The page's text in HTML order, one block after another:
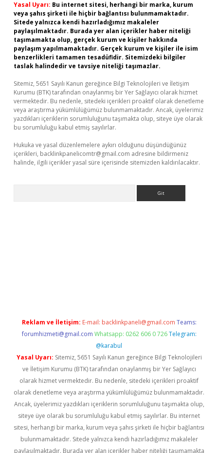
Yasal Uyarı: Bu internet sitesi, herhangi bir marka, kurum
veya şahıs şirketi ile hiçbir bağlantısı bulunmamaktadır.
Sitede yalnızca kendi hazırladığımız makaleler
paylaşılmaktadır. Burada yer alan içerikler haber niteliği
taşımamakta olup, gerçek kurum ve kişiler hakkında
paylaşım yapılmamaktadır. Gerçek kurum ve kişiler ile isim
benzerlikleri tamamen tesadüfidir. Sitemizdeki bilgiler
taslak halindedir ve tavsiye niteliği taşımazlar.
Sitemiz, 5651 Sayılı Kanun gereğince Bilgi Teknolojileri ve İletişim
Kurumu (BTK) tarafından onaylanmış bir Yer Sağlayıcı olarak hizmet
vermektedir. Bu nedenle, sitedeki içerikleri proaktif olarak denetleme
veya araştırma yükümlülüğümüz bulunmamaktadır. Ancak, üyelerimiz
yazdıkları içeriklerin sorumluluğunu taşımakta olup, siteye üye olarak
bu sorumluluğu kabul etmiş sayılırlar.
Hukuka ve yasal düzenlemelere aykırı olduğunu düşündüğünüz
içerikleri, backlinkpanelicomtr@gmail.com adresine bildirmeniz
halinde, ilgili içerikler yasal süre içerisinde sitemizden kaldırılacaktır.
Reklam ve İletişim: E-mail: backlinkpaneli@gmail.com Teams:
forumhizmeti@gmail.com Whatsapp: 0262 606 0 726 Telegram:
@karabul
Yasal Uyarı: Sitemiz, 5651 Sayılı Kanun gereğince Bilgi Teknolojileri
ve İletişim Kurumu (BTK) tarafından onaylanmış bir Yer Sağlayıcı
olarak hizmet vermektedir. Bu nedenle, sitedeki içerikleri proaktif
olarak denetleme veya araştırma yükümlülüğümüz bulunmamaktadır.
Ancak, üyelerimiz yazdıkları içeriklerin sorumluluğunu taşımakta olup,
siteye üye olarak bu sorumluluğu kabul etmiş sayılırlar. Bu internet
sitesi, herhangi bir marka, kurum veya şahıs şirketi ile hiçbir bağlantısı
bulunmamaktadır. Sitede yalnızca kendi hazırladığımız makaleler
paylaşılmaktadır. Burada yer alan içerikler haber niteliği taşımamakta